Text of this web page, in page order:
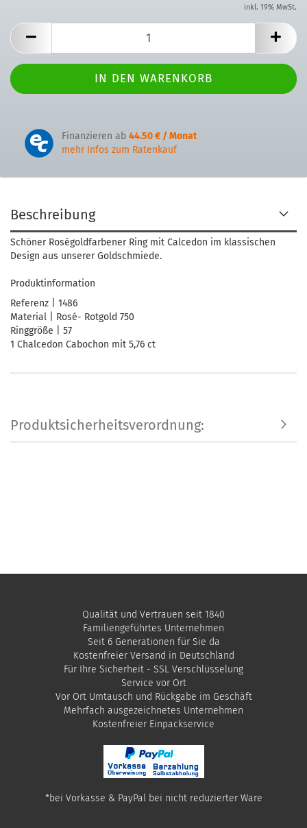
inkl. 19% MwSt.
Finanzieren ab 44.50 € / Monat
mehr Infos zum Ratenkauf
Beschreibung
Schöner Rosègoldfarbener Ring mit Calcedon im klassischen
Design aus unserer Goldschmiede.
Produktinformation
Referenz | 1486
Material | Rosé- Rotgold 750
Ringgröße | 57
1 Chalcedon Cabochon mit 5,76 ct
Produktsicherheitsverordnung:
Qualität und Vertrauen seit 1840
Familiengeführtes Unternehmen
Seit 6 Generationen für Sie da
Kostenfreier Versand in Deutschland
Für Ihre Sicherheit - SSL Verschlüsselung
Service vor Ort
Vor Ort Umtausch und Rückgabe im Geschäft
Mehrfach ausgezeichnetes Unternehmen
​Kostenfreier Einpackservice
*bei Vorkasse & PayPal bei nicht reduzierter Ware